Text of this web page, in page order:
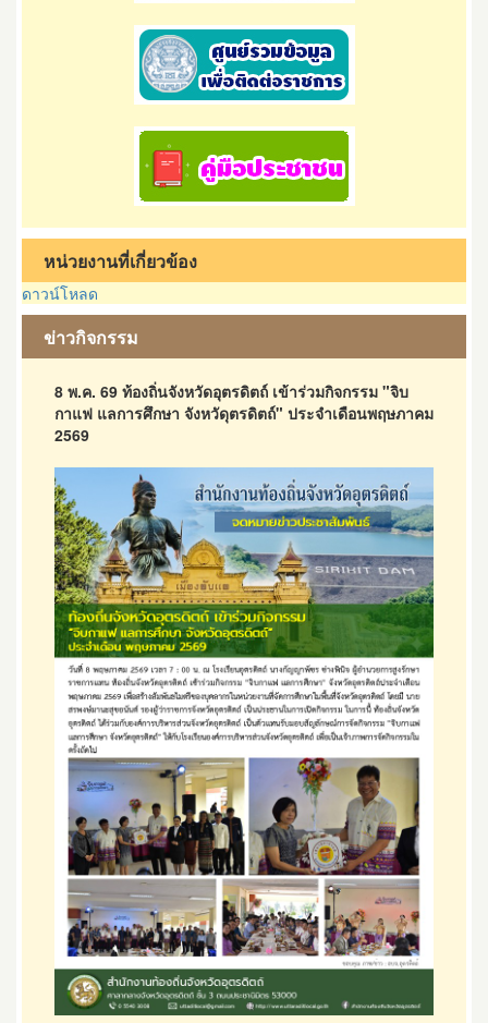
หน่วยงานที่เกี่ยวข้อง
ดาวน์โหลด
ข่าวกิจกรรม
8 พ.ค. 69 ท้องถิ่นจังหวัดอุตรดิตถ์ เข้าร่วมกิจกรรม "จิบ
กาแฟ แลการศึกษา จังหวัดุตรดิตถ์" ประจำเดือนพฤษภาคม
2569